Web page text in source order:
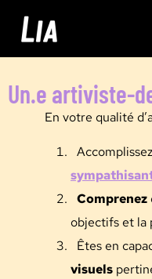
Un.e artiviste-
En votre qualité
Comprenez
objectifs et la
Êtes en
visuels